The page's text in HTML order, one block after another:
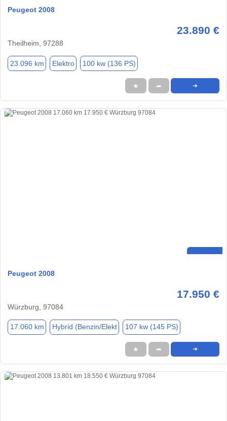
Peugeot 2008
23.890 €
Theilheim, 97288
23.096 km Elektro 100 kw (136 PS)
★ ➦ ➜
Peugeot 2008
17.950 €
Würzburg, 97084
17.060 km Hybrid (Benzin/Elekt 107 kw (145 PS)
★ ➦ ➜